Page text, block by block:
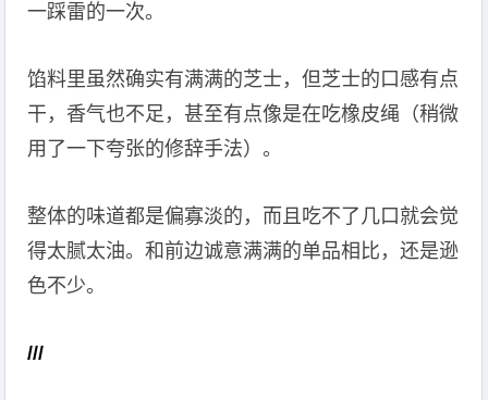
一踩雷的一次。
馅料里虽然确实有满满的芝士，但芝士的口感有点
干，香气也不足，甚至有点像是在吃橡皮绳（稍微
用了一下夸张的修辞手法）。
整体的味道都是偏寡淡的，而且吃不了几口就会觉
得太腻太油。和前边诚意满满的单品相比，还是逊
色不少。
///